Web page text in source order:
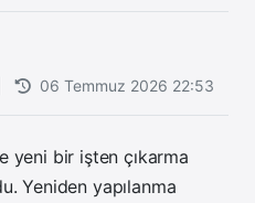
06 Temmuz 2026 22:53
yeni bir işten çıkarma
Yeniden yapılanma